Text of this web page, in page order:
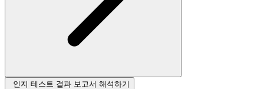
인지 테스트 결과 보고서 해석하기